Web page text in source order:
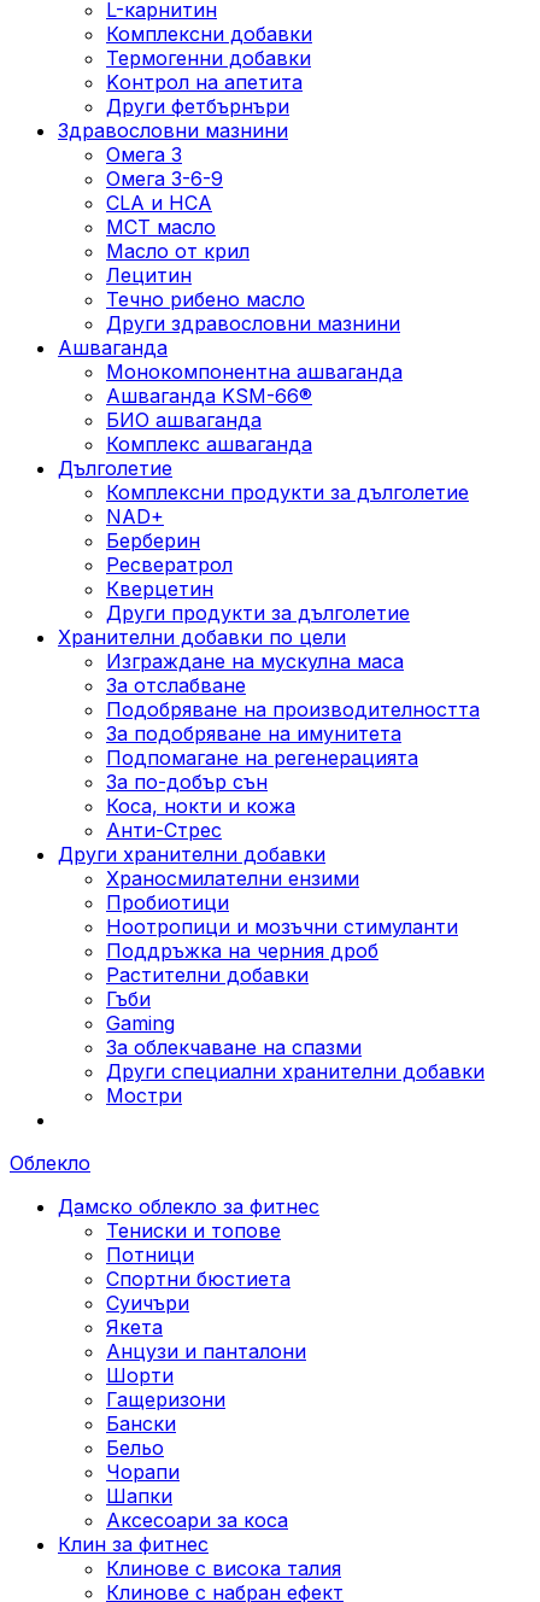
L-карнитин
Комплексни добавки
Термогенни добавки
Kонтрол на апетита
Други фетбърнъри
Здравословни мазнини
Омега 3
Омега 3-6-9
CLA и HCA
МСТ масло
Масло от крил
Лецитин
Течно рибено масло
Други здравословни мазнини
Ашваганда
Монокомпонентна ашваганда
Ашваганда KSM-66®
БИО ашваганда
Комплекс ашваганда
Дълголетие
Комплексни продукти за дълголетие
NAD+
Берберин
Ресвератрол
Кверцетин
Други продукти за дълголетие
Хранителни добавки по цели
Изграждане на мускулна маса
За отслабване
Подобряване на производителността
За подобряване на имунитета
Подпомагане на регенерацията
За по-добър сън
Коса, нокти и кожа
Анти-Стрес
Други хранителни добавки
Храносмилателни ензими
Пробиотици
Ноотропици и мозъчни стимуланти
Поддръжка на черния дроб
Растителни добавки
Гъби
Gaming
За облекчаване на спазми
Други специални хранителни добавки
Мостри
Облекло
Дамско облекло за фитнес
Тениски и топове
Потници
Спортни бюстиета
Суичъри
Якета
Aнцузи и панталони
Шорти
Гащеризони
Бански
Бельо
Чорапи
Шапки
Аксесоари за коса
Клин за фитнес
Клинове с висока талия
Клинове с набран ефект